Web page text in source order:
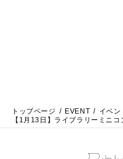
トップページ EVENT イベン
【1月13日】ライブラリーミニ